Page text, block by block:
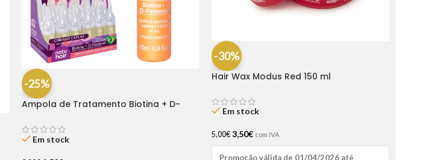
-25%
Ampola de Tratamento Biotina + D-
Em stock
-30%
Hair Wax Modus Red 150 ml
Em stock
5,00€ 3,50€ com IVA
Promoção válida de 01/04/2026 até